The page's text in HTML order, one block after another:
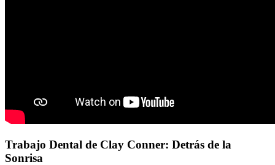
Trabajo Dental de Clay Conner: Detrás de la
Sonrisa